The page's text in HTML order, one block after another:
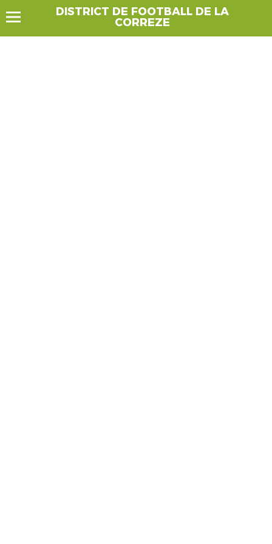
DISTRICT DE FOOTBALL DE LA
CORREZE